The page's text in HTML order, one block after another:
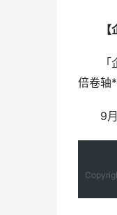
倍卷轴
9